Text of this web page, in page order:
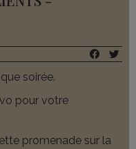
soirée.
pour votre
promenade sur la